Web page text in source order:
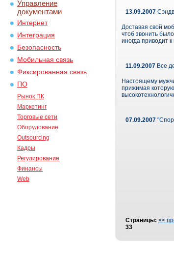
Управление
документами
Интернет
Интеграция
Безопасность
Мобильная связь
Фиксированная связь
ПО
Рынок ПК
Маркетинг
Торговые сети
Оборудование
Outsourcing
Кадры
Регулирование
Финансы
Web
13.09.2007
Доставая свой
чтоб звонить
иногда приводит
11.09.2007 Все
Настоящему
прижимая
07.09.2007
Страницы: <<
33